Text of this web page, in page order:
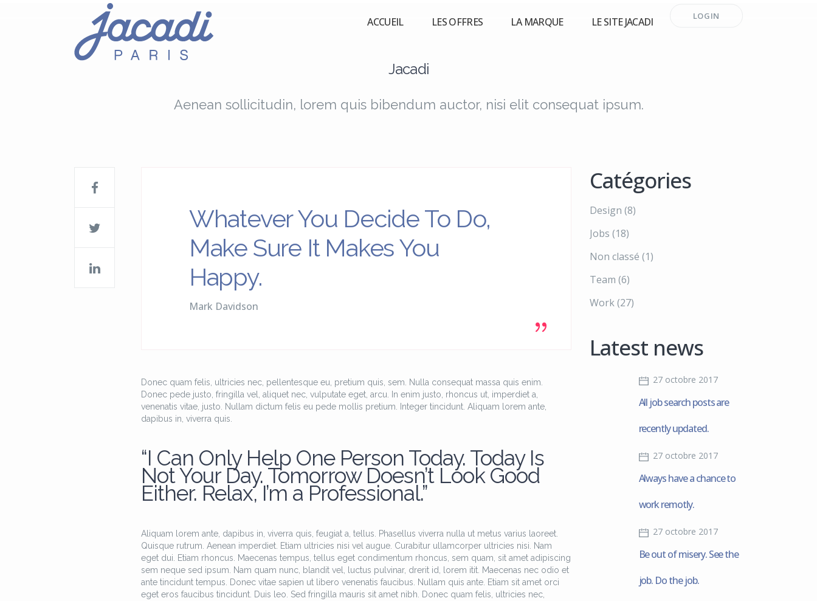
ACCUEIL LES OFFRES LA MARQUE LE SITE JACADI LOGIN
Jacadi
Aenean sollicitudin, lorem quis bibendum auctor, nisi elit consequat ipsum.
Whatever You Decide To Do,
Make Sure It Makes You
Happy.
Mark Davidson
Donec quam felis, ultricies nec, pellentesque eu, pretium quis, sem. Nulla consequat massa quis enim.
Donec pede justo, fringilla vel, aliquet nec, vulputate eget, arcu. In enim justo, rhoncus ut, imperdiet a,
venenatis vitae, justo. Nullam dictum felis eu pede mollis pretium. Integer tincidunt. Aliquam lorem ante,
dapibus in, viverra quis.
“I Can Only Help One Person Today. Today Is
Not Your Day. Tomorrow Doesn’t Look Good
Either. Relax, I’m a Professional.”
Aliquam lorem ante, dapibus in, viverra quis, feugiat a, tellus. Phasellus viverra nulla ut metus varius laoreet.
Quisque rutrum. Aenean imperdiet. Etiam ultricies nisi vel augue. Curabitur ullamcorper ultricies nisi. Nam
eget dui. Etiam rhoncus. Maecenas tempus, tellus eget condimentum rhoncus, sem quam, sit amet adipiscing
sem neque sed ipsum. Nam quam nunc, blandit vel, luctus pulvinar, drerit id, lorem itit. Maecenas nec odio et
ante tincidunt tempus. Donec vitae sapien ut libero venenatis faucibus. Nullam quis ante. Etiam sit amet orci
eget eros faucibus tincidunt. Duis leo. Sed fringilla mauris sit amet nibh. Donec quam felis, ultricies nec,
Catégories
Design (8)
Jobs (18)
Non classé (1)
Team (6)
Work(27)
Latest news
27 octobre 2017
All job search posts are
recently updated.
27 octobre 2017
Always have a chance to
work remotly.
27 octobre 2017
Be out of misery. See the
job. Do the job.